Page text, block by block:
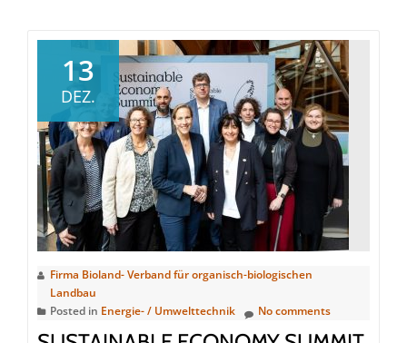
Streichung:
Ohne
Kompensation
geht
es
nicht!
13
DEZ.
Firma Bioland- Verband für organisch-biologischen
Landbau
Posted in Energie- / Umwelttechnik No comments